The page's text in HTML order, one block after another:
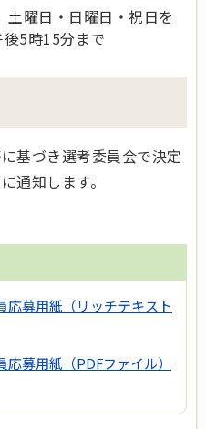
曜日・日曜日・祝日を
5時15分まで
基づき選考委員会で決定
通知します。
応募用紙（リッチテキスト
募用紙（PDFファイル）